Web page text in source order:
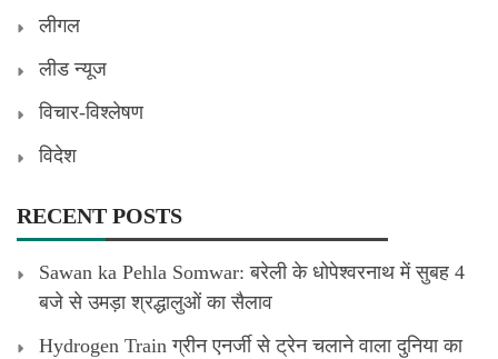
लीगल
लीड न्यूज
विचार-विश्लेषण
विदेश
RECENT POSTS
Sawan ka Pehla Somwar: बरेली के धोपेश्वरनाथ में सुबह 4
बजे से उमड़ा श्रद्धालुओं का सैलाव
Hydrogen Train ग्रीन एनर्जी से ट्रेन चलाने वाला दुनिया का